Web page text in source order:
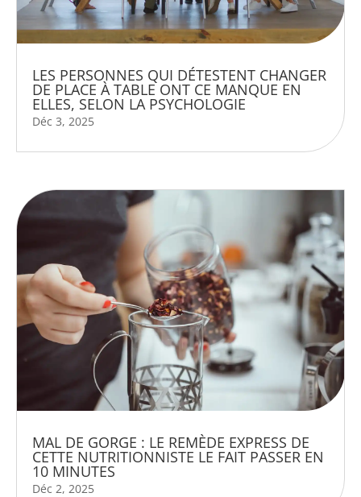
LES PERSONNES QUI DÉTESTENT CHANGER
DE PLACE À TABLE ONT CE MANQUE EN
ELLES, SELON LA PSYCHOLOGIE
Déc 3, 2025
MAL DE GORGE : LE REMÈDE EXPRESS DE
CETTE NUTRITIONNISTE LE FAIT PASSER EN
10 MINUTES
Déc 2, 2025